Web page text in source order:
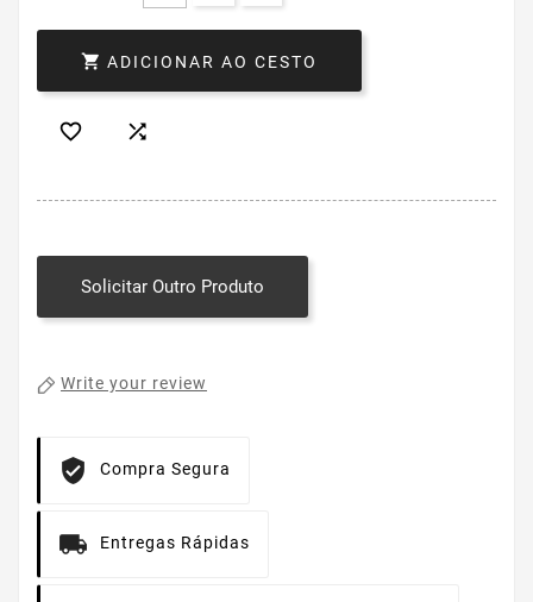
 ADICIONAR AO CESTO
 
Solicitar Outro Produto
Write your review
Compra Segura
Entregas Rápidas